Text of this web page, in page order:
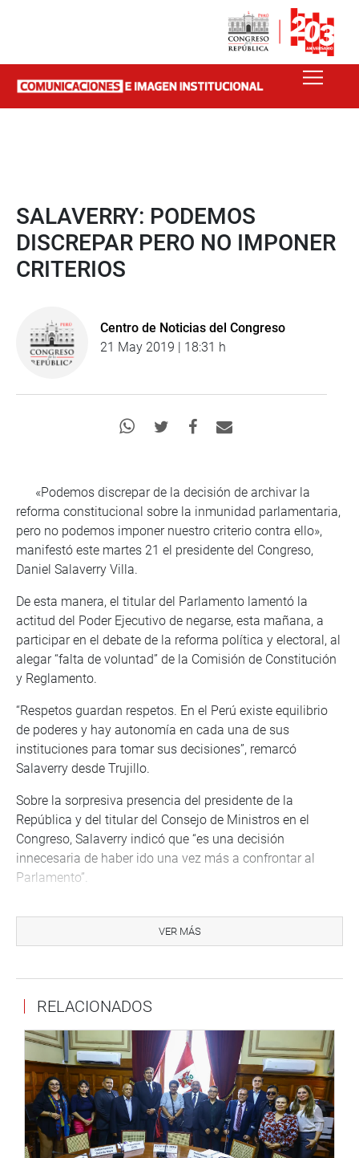
SALAVERRY: PODEMOS
DISCREPAR PERO NO IMPONER
CRITERIOS
Centro de Noticias del Congreso
21 May 2019 | 18:31 h
«Podemos discrepar de la decisión de archivar la
reforma constitucional sobre la inmunidad parlamentaria,
pero no podemos imponer nuestro criterio contra ello»,
manifestó este martes 21 el presidente del Congreso,
Daniel Salaverry Villa.
De esta manera, el titular del Parlamento lamentó la
actitud del Poder Ejecutivo de negarse, esta mañana, a
participar en el debate de la reforma política y electoral, al
alegar “falta de voluntad” de la Comisión de Constitución
y Reglamento.
“Respetos guardan respetos. En el Perú existe equilibrio
de poderes y hay autonomía en cada una de sus
instituciones para tomar sus decisiones”, remarcó
Salaverry desde Trujillo.
Sobre la sorpresiva presencia del presidente de la
República y del titular del Consejo de Ministros en el
Congreso, Salaverry indicó que “es una decisión
innecesaria de haber ido una vez más a confrontar al
Parlamento”.
motive a los peruanos a sacar juntos al país. No
necesitamos un presidente que amenace, que vaya a
los dictadores y en el Perú no tenemos dictadores”, acotó.
REFORMA IMPORTANTE
En otro momento, el presidente del Congreso aseguró que
la reforma política es importante para el país, pero
remarcó que un 80 % de la población también pide que
mejore la salud pública, la infraestructura educativa y la
economía. “¿Cuántas mypes quiebran cada mes? ¿Está
VER MÁS
RELACIONADOS